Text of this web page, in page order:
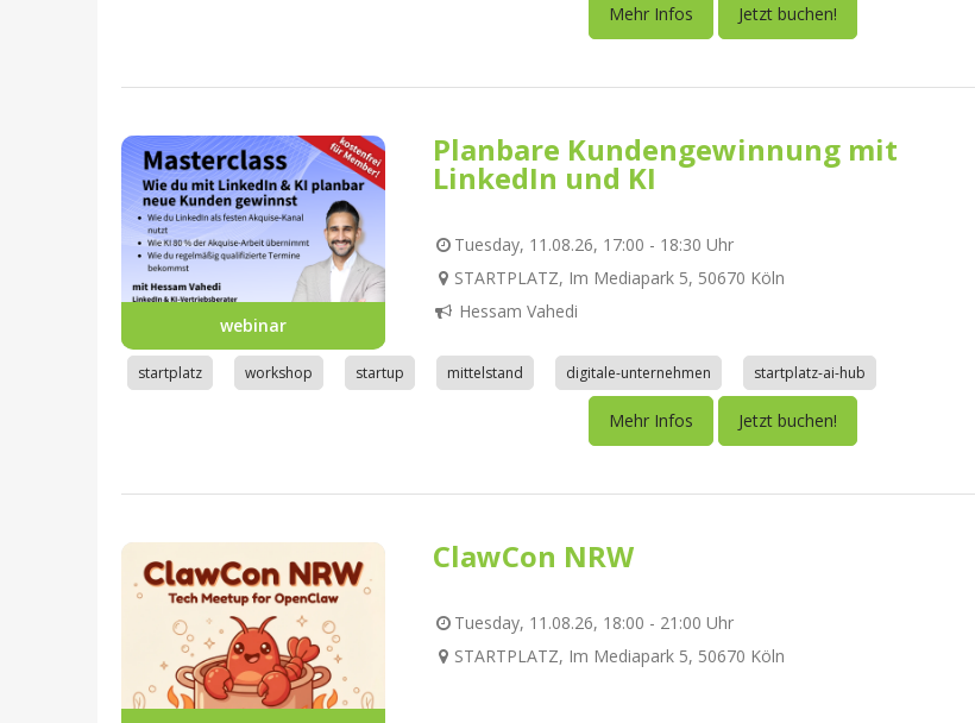
Mehr Infos Jetzt buchen!
webinar
Planbare Kundengewinnung mit
LinkedIn und KI
Tuesday, 11.08.26, 17:00 - 18:30 Uhr
STARTPLATZ, Im Mediapark 5, 50670 Köln
Hessam Vahedi
startplatz workshop startup mittelstand digitale-unternehmen startplatz-ai-hub
Mehr Infos Jetzt buchen!
ClawCon NRW
Tuesday, 11.08.26, 18:00 - 21:00 Uhr
STARTPLATZ, Im Mediapark 5, 50670 Köln